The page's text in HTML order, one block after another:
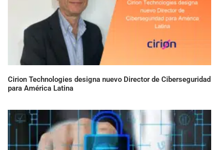
Cirion Technologies designa nuevo Director de Ciberseguridad
para América Latina